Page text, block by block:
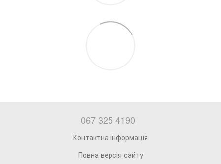
067 325 4190
Контактна інформація
Повна версія сайту